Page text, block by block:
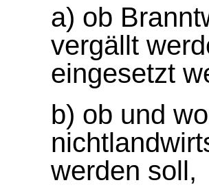
a) ob
vergällt
eingesetzt
b) ob und
werden soll,